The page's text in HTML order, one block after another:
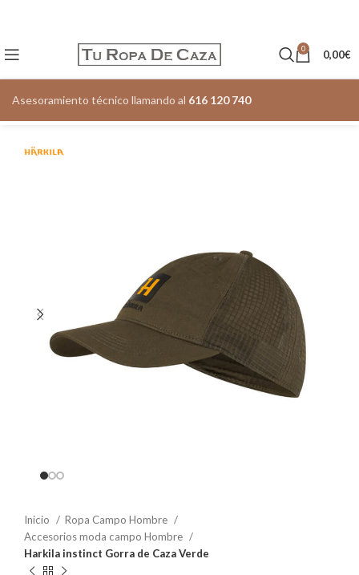
0 0,00€
Asesoramiento técnico llamando al 616 120 740
Inicio
Ropa Campo Hombre
Accesorios moda campo Hombre
Harkila instinct Gorra de Caza Verde